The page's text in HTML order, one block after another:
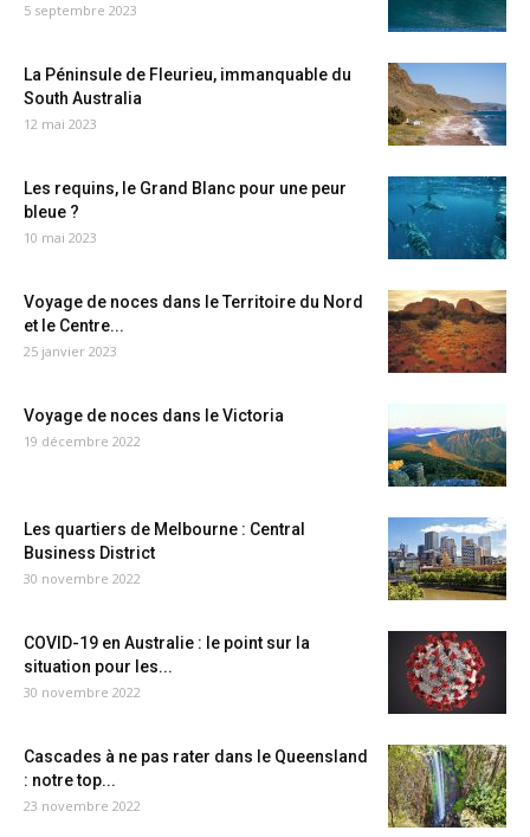
5 septembre 2023
La Péninsule de Fleurieu, immanquable du
South Australia
12 mai 2023
Les requins, le Grand Blanc pour une peur
bleue ?
10 mai 2023
Voyage de noces dans le Territoire du Nord
et le Centre...
25 janvier 2023
Voyage de noces dans le Victoria
19 décembre 2022
Les quartiers de Melbourne : Central
Business District
30 novembre 2022
COVID-19 en Australie : le point sur la
situation pour les...
30 novembre 2022
Cascades à ne pas rater dans le Queensland
: notre top...
23 novembre 2022